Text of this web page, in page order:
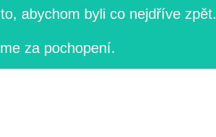
abychom byli co nejdříve zpět.
za pochopení.